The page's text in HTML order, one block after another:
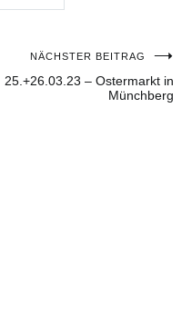
NÄCHSTER BEITRAG
25.+26.03.23 – Ostermarkt in
Münchberg